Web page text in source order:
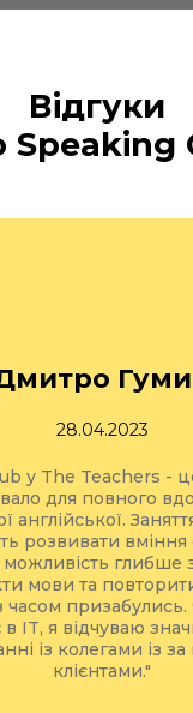
Відгуки
Speaking
28.04.2023
у The Teachers -
для повного
англійської.
розвивати вміння
можливість глибше
мови та
часом
IT, я відчуваю
із колегами із
клієнтами."